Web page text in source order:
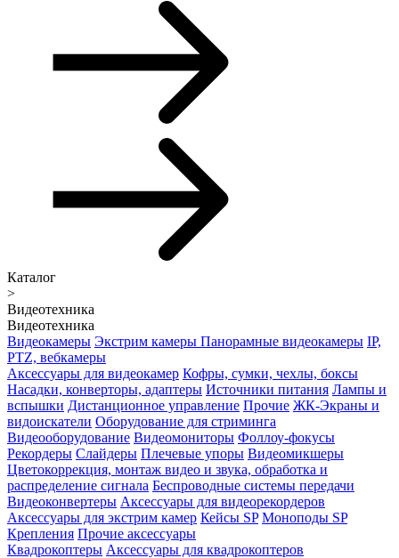
Каталог
>
Видеотехника
Видеотехника
Видеокамеры Экстрим камеры Панорамные видеокамеры IP,
PTZ, вебкамеры
Аксессуары для видеокамер Кофры, сумки, чехлы, боксы
Насадки, конверторы, адаптеры Источники питания Лампы и
вспышки Дистанционное управление Прочие ЖК-Экраны и
видоискатели Оборудование для стриминга
Видеооборудование Видеомониторы Фоллоу-фокусы
Рекордеры Слайдеры Плечевые упоры Видеомикшеры
Цветокоррекция, монтаж видео и звука, обработка и
распределение сигнала Беспроводные системы передачи
Видеоконвертеры Аксессуары для видеорекордеров
Аксессуары для экстрим камер Кейсы SP Моноподы SP
Крепления Прочие аксессуары
Квадрокоптеры Аксессуары для квадрокоптеров